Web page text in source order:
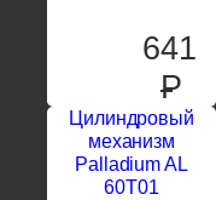
641
P
Цилиндровый
механизм
Palladium AL
60T01